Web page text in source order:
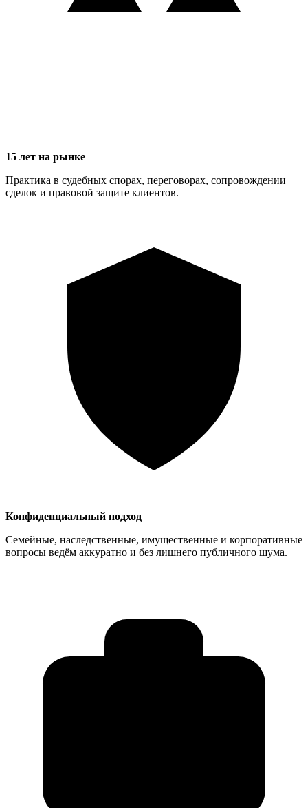
15 лет на рынке
Практика в судебных спорах, переговорах, сопровождении
сделок и правовой защите клиентов.
Конфиденциальный подход
Семейные, наследственные, имущественные и корпоративные
вопросы ведём аккуратно и без лишнего публичного шума.